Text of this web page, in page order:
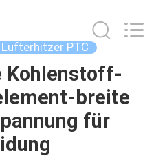
PTC
Kohlenstoff-
breite
für